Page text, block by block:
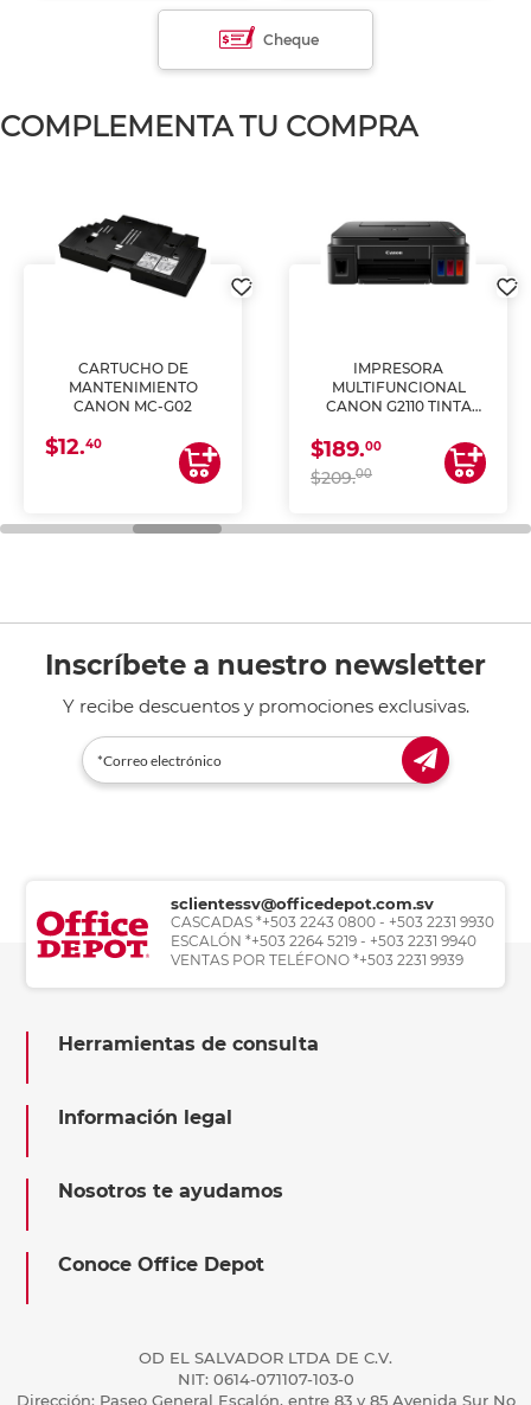
Cheque
COMPLEMENTA TU COMPRA
CARTUCHO DE
MANTENIMIENTO
CANON MC-G02
$12.40
IMPRESORA
MULTIFUNCIONAL
CANON G2110 TINTA
$189.00
$209.00
Inscríbete a nuestro newsletter
Y recibe descuentos y promociones exclusivas.
sclientessv@officedepot.com.sv
CASCADAS *+503 2243 0800 - +503 2231 9930
ESCALÓN *+503 2264 5219 - +503 2231 9940
VENTAS POR TELÉFONO *+503 2231 9939
Herramientas de consulta
Información legal
Nosotros te ayudamos
Conoce Office Depot
OD EL SALVADOR LTDA DE C.V.
NIT: 0614-071107-103-0
Dirección: Paseo General Escalón, entre 83 y 85 Avenida Sur No